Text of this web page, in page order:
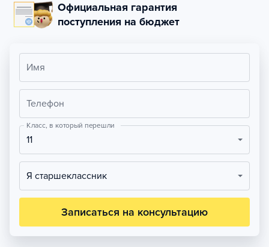
Официальная гарантия
поступления на бюджет
Имя
Телефон
Класс, в который перешли
11
Я старшеклассник
Записаться на консультацию